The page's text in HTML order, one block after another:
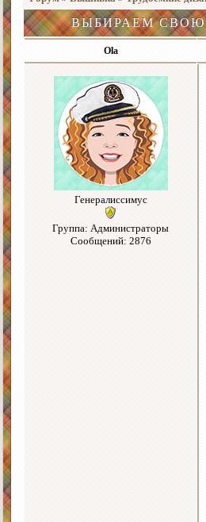
ВЫБИРАЕМ
Ola
Генералиссимус
Группа: Администраторы
Сообщений: 2876